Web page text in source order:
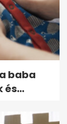
Le Pen, a
baba
és...